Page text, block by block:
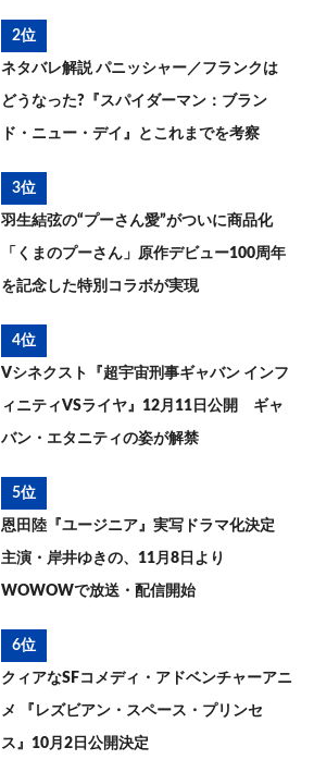
2位
ネタバレ解説 パニッシャー／フランクは
どうなった?『スパイダーマン：ブラン
ド・ニュー・デイ』とこれまでを考察
3位
羽生結弦の“プーさん愛”がついに商品化
「くまのプーさん」原作デビュー100周年
を記念した特別コラボが実現
4位
Vシネクスト『超宇宙刑事ギャバン インフ
ィニティVSライヤ』12月11日公開 ギャ
バン・エタニティの姿が解禁
5位
恩田陸『ユージニア』実写ドラマ化決定
主演・岸井ゆきの、11月8日より
WOWOWで放送・配信開始
6位
クィアなSFコメディ・アドベンチャーアニ
メ 『レズビアン・スペース・プリンセ
ス』10月2日公開決定